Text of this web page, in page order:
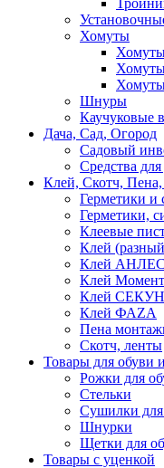
Хомуты
Шнуры
Каучуковые
Дача, Сад, Огород
Садовый
Средства
Клей, Скотч, Пена,
Герметики и
Герметики,
Клеевые
Клей
Клей АНЛЕС
Клей Момент
Клей
Клей ФАZА
Пена
Скотч, ленты
Товары для обуви
Рожки для
Стельки
Сушилки для
Шнурки
Щетки для
Товары с уценкой